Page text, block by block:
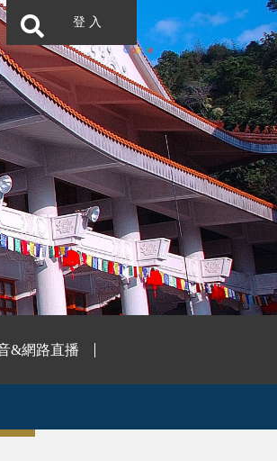
登 入
&網路直播